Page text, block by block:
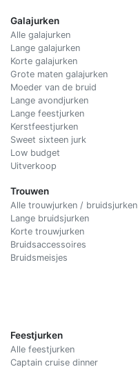
Galajurken
Alle galajurken
Lange galajurken
Korte galajurken
Grote maten galajurken
Moeder van de bruid
Lange avondjurken
Lange feestjurken
Kerstfeestjurken
Sweet sixteen jurk
Low budget
Uitverkoop
Trouwen
Alle trouwjurken / bruidsjurken
Lange bruidsjurken
Korte trouwjurken
Bruidsaccessoires
Bruidsmeisjes
Feestjurken
Alle feestjurken
Captain cruise dinner